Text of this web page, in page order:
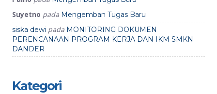
Suyetno pada Mengemban Tugas Baru
siska dewi pada MONITORING DOKUMEN
PERENCANAAN PROGRAM KERJA DAN IKM SMKN
DANDER
Kategori